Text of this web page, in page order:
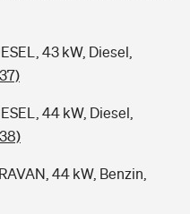
43 kW, Diesel,
44 kW, Diesel,
44 kW, Benzin,